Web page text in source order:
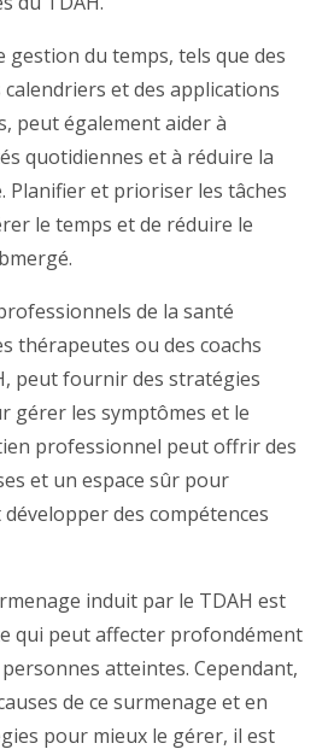
gestion du temps, tels que des
calendriers et des applications
peut également aider à
quotidiennes et à réduire la
Planifier et prioriser les tâches
le temps et de réduire le
de la santé
thérapeutes ou des coachs
peut fournir des stratégies
gérer les symptômes et le
professionnel peut offrir des
et un espace sûr pour
des compétences
induit par le TDAH est
qui peut affecter profondément
atteintes. Cependant,
de ce surmenage et en
pour mieux le gérer, il est